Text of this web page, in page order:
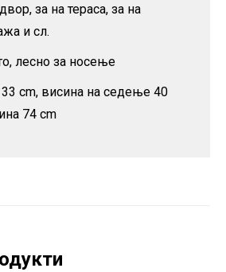
за на тераса, за на
и сл.
лесно за носење
cm, висина на седење 40
74 cm